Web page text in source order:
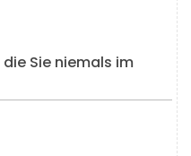
Sie niemals im